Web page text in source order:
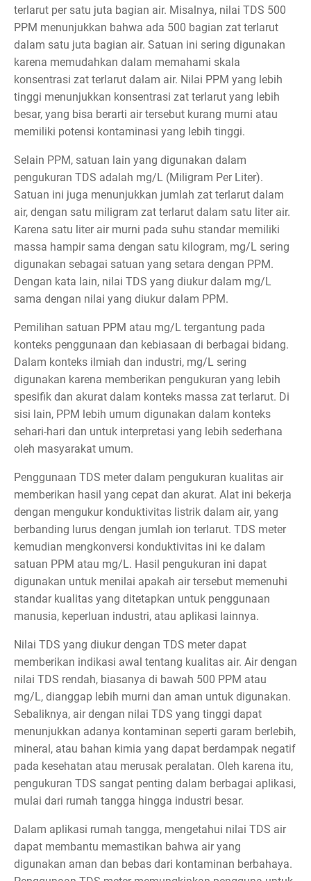
terlarut per satu juta bagian air. Misalnya, nilai TDS 500
PPM menunjukkan bahwa ada 500 bagian zat terlarut
dalam satu juta bagian air. Satuan ini sering digunakan
karena memudahkan dalam memahami skala
konsentrasi zat terlarut dalam air. Nilai PPM yang lebih
tinggi menunjukkan konsentrasi zat terlarut yang lebih
besar, yang bisa berarti air tersebut kurang murni atau
memiliki potensi kontaminasi yang lebih tinggi.
Selain PPM, satuan lain yang digunakan dalam
pengukuran TDS adalah mg/L (Miligram Per Liter).
Satuan ini juga menunjukkan jumlah zat terlarut dalam
air, dengan satu miligram zat terlarut dalam satu liter air.
Karena satu liter air murni pada suhu standar memiliki
massa hampir sama dengan satu kilogram, mg/L sering
digunakan sebagai satuan yang setara dengan PPM.
Dengan kata lain, nilai TDS yang diukur dalam mg/L
sama dengan nilai yang diukur dalam PPM.
Pemilihan satuan PPM atau mg/L tergantung pada
konteks penggunaan dan kebiasaan di berbagai bidang.
Dalam konteks ilmiah dan industri, mg/L sering
digunakan karena memberikan pengukuran yang lebih
spesifik dan akurat dalam konteks massa zat terlarut. Di
sisi lain, PPM lebih umum digunakan dalam konteks
sehari-hari dan untuk interpretasi yang lebih sederhana
oleh masyarakat umum.
Penggunaan TDS meter dalam pengukuran kualitas air
memberikan hasil yang cepat dan akurat. Alat ini bekerja
dengan mengukur konduktivitas listrik dalam air, yang
berbanding lurus dengan jumlah ion terlarut. TDS meter
kemudian mengkonversi konduktivitas ini ke dalam
satuan PPM atau mg/L. Hasil pengukuran ini dapat
digunakan untuk menilai apakah air tersebut memenuhi
standar kualitas yang ditetapkan untuk penggunaan
manusia, keperluan industri, atau aplikasi lainnya.
Nilai TDS yang diukur dengan TDS meter dapat
memberikan indikasi awal tentang kualitas air. Air dengan
nilai TDS rendah, biasanya di bawah 500 PPM atau
mg/L, dianggap lebih murni dan aman untuk digunakan.
Sebaliknya, air dengan nilai TDS yang tinggi dapat
menunjukkan adanya kontaminan seperti garam berlebih,
mineral, atau bahan kimia yang dapat berdampak negatif
pada kesehatan atau merusak peralatan. Oleh karena itu,
pengukuran TDS sangat penting dalam berbagai aplikasi,
mulai dari rumah tangga hingga industri besar.
Dalam aplikasi rumah tangga, mengetahui nilai TDS air
dapat membantu memastikan bahwa air yang
digunakan aman dan bebas dari kontaminan berbahaya.